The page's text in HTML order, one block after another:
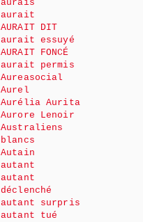
aurais
aurait
AURAIT DIT
aurait essuyé
AURAIT FONCÉ
aurait permis
Aureasocial
Aurel
Aurélia Aurita
Aurore Lenoir
Australiens
blancs
Autain
autant
autant
déclenché
autant surpris
autant tué